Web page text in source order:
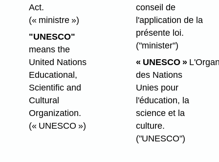
Act.
(« ministre »)
"UNESCO"
means the
United Nations
Educational,
Scientific and
Cultural
Organization.
(« UNESCO »)
conseil de
l'application de la
présente loi.
("minister")
« UNESCO »
des Nations
Unies pour
l'éducation, la
science et la
culture.
("UNESCO")